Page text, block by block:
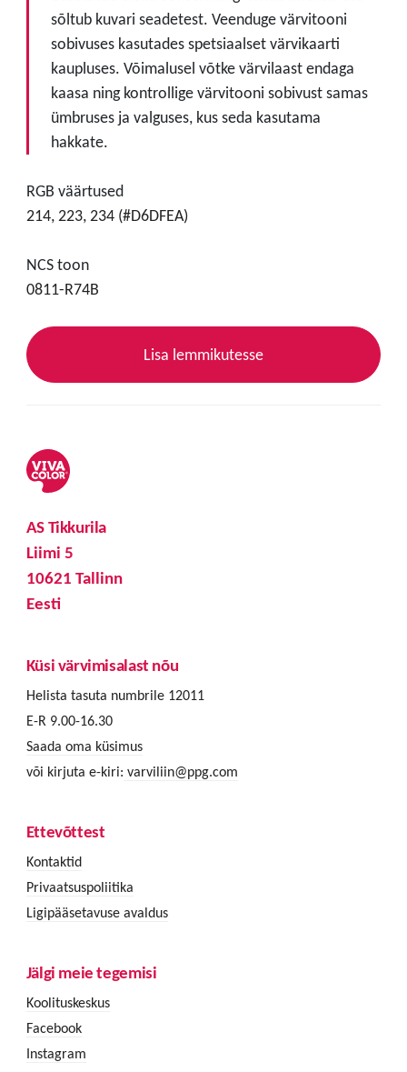
sõltub kuvari seadetest. Veenduge värvitooni
sobivuses kasutades spetsiaalset värvikaarti
kaupluses. Võimalusel võtke värvilaast endaga
kaasa ning kontrollige värvitooni sobivust samas
ümbruses ja valguses, kus seda kasutama
hakkate.
RGB väärtused
214, 223, 234 (#D6DFEA)
NCS toon
0811-R74B
Lisa lemmikutesse
AS Tikkurila
Liimi 5
10621 Tallinn
Eesti
Küsi värvimisalast nõu
Helista tasuta numbrile 12011
E-R 9.00-16.30
Saada oma küsimus
või kirjuta e-kiri: varviliin@ppg.com
Ettevõttest
Kontaktid
Privaatsuspoliitika
Ligipääsetavuse avaldus
Jälgi meie tegemisi
Koolituskeskus
Facebook
Instagram